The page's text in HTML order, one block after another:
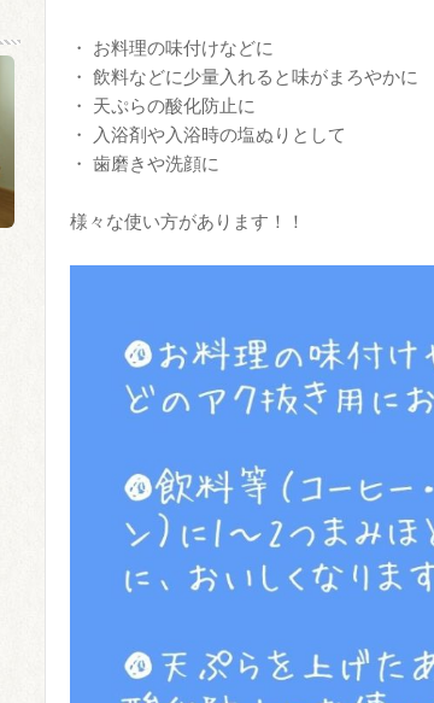
・ お料理の味付けなどに
・ 飲料などに少量入れると味がまろやかに
・ 天ぷらの酸化防止に
・ 入浴剤や入浴時の塩ぬりとして
・ 歯磨きや洗顔に
様々な使い方があります！！